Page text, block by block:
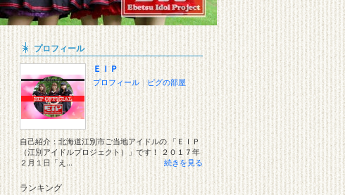
プロフィール
ＥＩＰ
プロフィール ｜ピグの部屋
自己紹介：北海道江別市ご当地アイドルの 「ＥＩＰ
（江別アイドルプロジェクト）」です！ ２０１７年
２月１日「え...
続きを見る
ランキング